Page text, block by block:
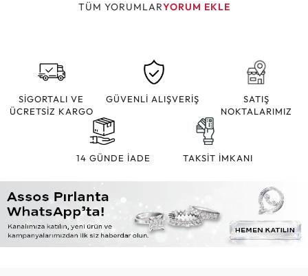
TÜM YORUMLARYORUM EKLE
SİGORTALI VE
ÜCRETSİZ KARGO
GÜVENLİ ALIŞVERİŞ
SATIŞ
NOKTALARIMIZ
14 GÜNDE İADE TAKSİT İMKANI